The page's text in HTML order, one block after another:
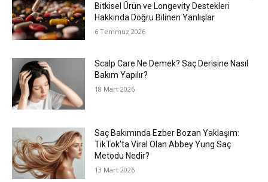
Bitkisel Ürün ve Longevity Destekleri
Hakkında Doğru Bilinen Yanlışlar
6 Temmuz 2026
Scalp Care Ne Demek? Saç Derisine Nasıl
Bakım Yapılır?
18 Mart 2026
Saç Bakımında Ezber Bozan Yaklaşım:
TikTok’ta Viral Olan Abbey Yung Saç
Metodu Nedir?
13 Mart 2026